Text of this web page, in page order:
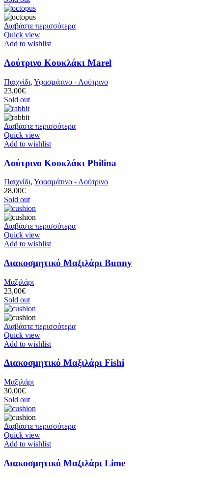
Διαβάστε περισσότερα
Quick view
Add to wishlist
Λούτρινο Κουκλάκι Marel
Παιχνίδι, Υφασμάτινο - Λούτρινο
23,00€
Sold out
Διαβάστε περισσότερα
Quick view
Add to wishlist
Λούτρινο Κουκλάκι Philina
Παιχνίδι, Υφασμάτινο - Λούτρινο
28,00€
Sold out
Διαβάστε περισσότερα
Quick view
Add to wishlist
Διακοσμητικό Μαξιλάρι Bunny
Μαξιλάρι
23,00€
Sold out
Διαβάστε περισσότερα
Quick view
Add to wishlist
Διακοσμητικό Μαξιλάρι Fishi
Μαξιλάρι
30,00€
Sold out
Διαβάστε περισσότερα
Quick view
Add to wishlist
Διακοσμητικό Μαξιλάρι Lime